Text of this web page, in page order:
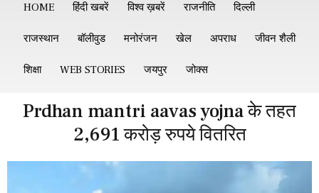
HOME हिंदी खबरें विश्व ख़बरें राजनीति दिल्ली
राजस्थान बॉलीवुड मनोरंजन खेल अपराध जीवन शैली
शिक्षा WEB STORIES जयपुर जोक्स
Prdhan mantri aavas yojna के तहत
2,691 करोड़ रुपये वितरित